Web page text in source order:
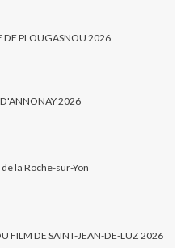
DE PLOUGASNOU 2026
D'ANNONAY 2026
la Roche-sur-Yon
FILM DE SAINT-JEAN-DE-LUZ 2026